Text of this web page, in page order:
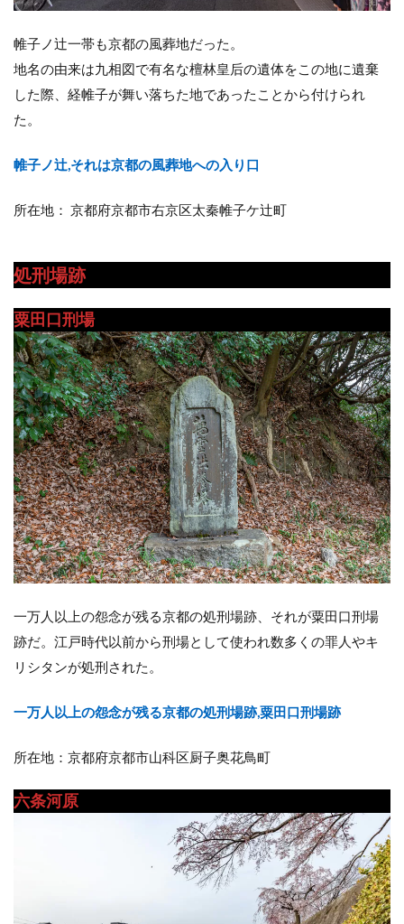
帷子ノ辻一帯も京都の風葬地だった。
地名の由来は九相図で有名な檀林皇后の遺体をこの地に遺棄
した際、経帷子が舞い落ちた地であったことから付けられ
た。
帷子ノ辻,それは京都の風葬地への入り口
所在地： 京都府京都市右京区太秦帷子ケ辻町
処刑場跡
粟田口刑場
一万人以上の怨念が残る京都の処刑場跡、それが粟田口刑場
跡だ。江戸時代以前から刑場として使われ数多くの罪人やキ
リシタンが処刑された。
一万人以上の怨念が残る京都の処刑場跡,粟田口刑場跡
所在地：京都府京都市山科区厨子奥花鳥町
六条河原